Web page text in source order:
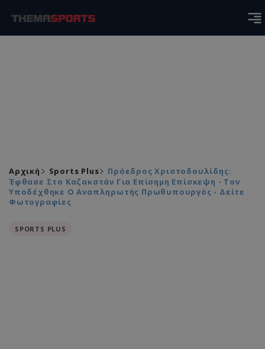
Αρχική Sports Plus
Πρόεδρος Χριστοδουλίδης:
Έφθασε Στο Καζακστάν Για Επίσημη Επίσκεψη - Τον
Υποδέχθηκε Ο Αναπληρωτής Πρωθυπουργός - Δείτε
Φωτογραφίες
SPORTS PLUS